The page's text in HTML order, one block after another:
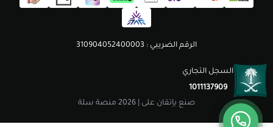
صنع بإتقان على | 2026 منصة سلة
السجل التجاري
1011137909
الرقم الضريبي : 310904052400003